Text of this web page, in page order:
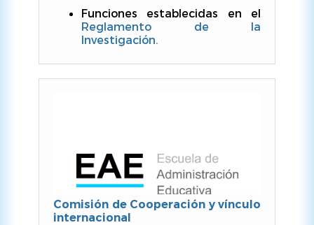
Funciones establecidas en el
Reglamento de la
Investigación.
Comisión de Cooperación y vínculo
internacional